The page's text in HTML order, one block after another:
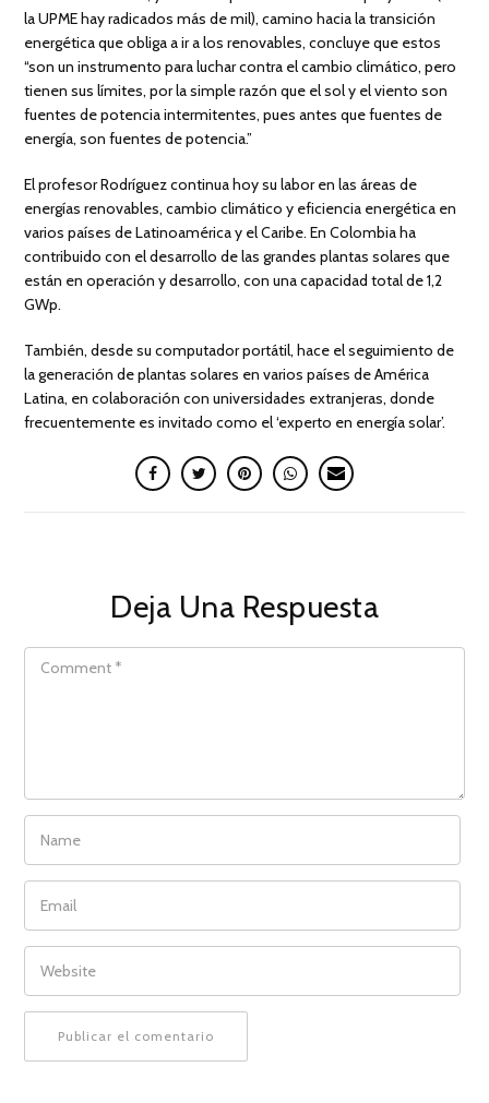
la UPME hay radicados más de mil), camino hacia la transición
energética que obliga a ir a los renovables, concluye que estos
“son un instrumento para luchar contra el cambio climático, pero
tienen sus límites, por la simple razón que el sol y el viento son
fuentes de potencia intermitentes, pues antes que fuentes de
energía, son fuentes de potencia.”
El profesor Rodríguez continua hoy su labor en las áreas de
energías renovables, cambio climático y eficiencia energética en
varios países de Latinoamérica y el Caribe. En Colombia ha
contribuido con el desarrollo de las grandes plantas solares que
están en operación y desarrollo, con una capacidad total de 1,2
GWp.
También, desde su computador portátil, hace el seguimiento de
la generación de plantas solares en varios países de América
Latina, en colaboración con universidades extranjeras, donde
frecuentemente es invitado como el ‘experto en energía solar’.
Deja Una Respuesta
COMMENT
NAME
EMAIL
WEBSITE